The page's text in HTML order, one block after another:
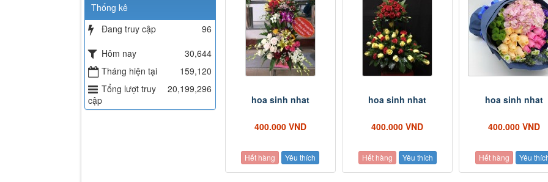
hoa sinh nhat
400.000 VND
Hết hàng Yêu thích
hoa sinh nhat
400.000 VND
Hết hàng Yêu thích
hoa sinh nhat
400.000 VND
Hết hàng Yêu
Thống kê
Đang truy cập
96
Hôm nay
30,644
Tháng hiện tại
159,120
Tổng lượt truy
cập
20,199,296